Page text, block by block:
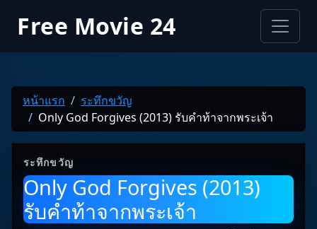
Free Movie 24
หน้าแรก
ระทึกขวัญ
Only God Forgives (2013) รับคำท้าจากพระเจ้า
ระทึกขวัญ
Only God Forgives (2013)
รับคำท้าจากพระเจ้า